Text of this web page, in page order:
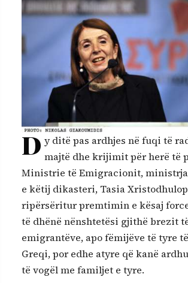
D y ditë pas ardhjes në fuqi të
majtë dhe krijimit për herë të
Ministrie të Emigracionit, ministrja
e këtij dikasteri, Tasia
ripërsëritur premtimin e kësaj
të dhënë nënshtetësi gjithë brezit
emigrantëve, apo fëmijëve të tyre
Greqi, por edhe atyre që kanë
të vogël me familjet e tyre.